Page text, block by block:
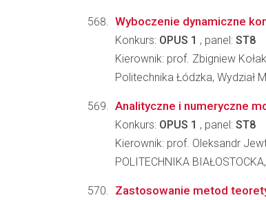
Wyboczenie dynamiczne
Konkurs: OPUS 1 , panel: ST8
Kierownik: prof. Zbigniew
Politechnika Łódzka, Wydział
Analityczne i numeryczne
Konkurs: OPUS 1 , panel: ST8
Kierownik: prof. Oleksandr
POLITECHNIKA
Zastosowanie metod